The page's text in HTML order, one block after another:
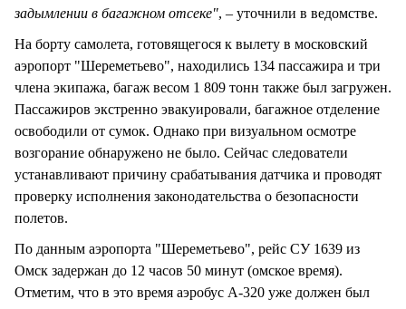
задымлении в багажном отсеке", – уточнили в ведомстве.
На борту самолета, готовящегося к вылету в московский
аэропорт "Шереметьево", находились 134 пассажира и три
члена экипажа, багаж весом 1 809 тонн также был загружен.
Пассажиров экстренно эвакуировали, багажное отделение
освободили от сумок. Однако при визуальном осмотре
возгорание обнаружено не было. Сейчас следователи
устанавливают причину срабатывания датчика и проводят
проверку исполнения законодательства о безопасности
полетов.
По данным аэропорта "Шереметьево", рейс СУ 1639 из
Омск задержан до 12 часов 50 минут (омское время).
Отметим, что в это время аэробус А-320 уже должен был